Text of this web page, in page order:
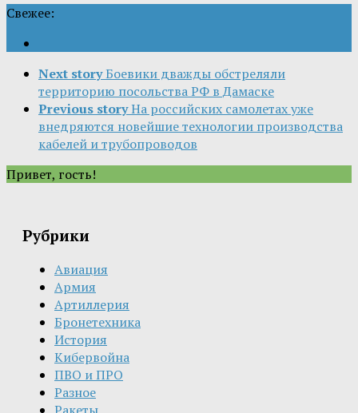
Свежее:
Next storyБоевики дважды обстреляли
территорию посольства РФ в Дамаске
Previous storyНа российских самолетах уже
внедряются новейшие технологии производства
кабелей и трубопроводов
Привет, гость!
Рубрики
Авиация
Армия
Артиллерия
Бронетехника
История
Кибервойна
ПВО и ПРО
Разное